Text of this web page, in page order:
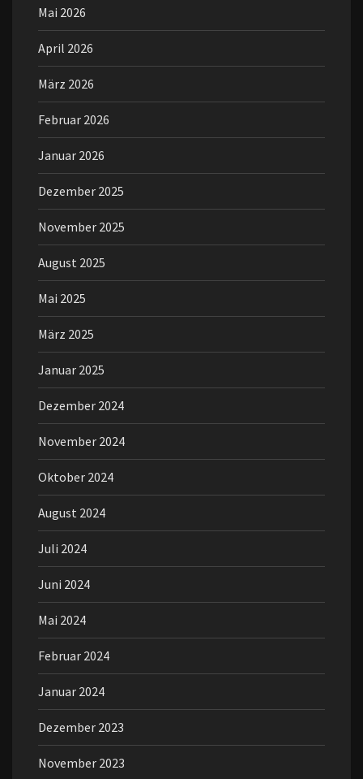
Mai 2026
April 2026
März 2026
Februar 2026
Januar 2026
Dezember 2025
November 2025
August 2025
Mai 2025
März 2025
Januar 2025
Dezember 2024
November 2024
Oktober 2024
August 2024
Juli 2024
Juni 2024
Mai 2024
Februar 2024
Januar 2024
Dezember 2023
November 2023